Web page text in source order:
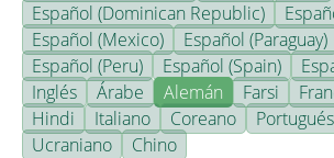
Español (Dominican Republic)
Español (Mexico)
Español (Paraguay)
Español (Peru)
Español (Spain)
Inglés
Árabe Alemán Farsi
Hindi
Italiano Coreano Portugués
Ucraniano
Chino